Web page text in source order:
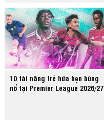
10 tài năng trẻ hứa hẹn bùng
nổ tại Premier League 2026/27